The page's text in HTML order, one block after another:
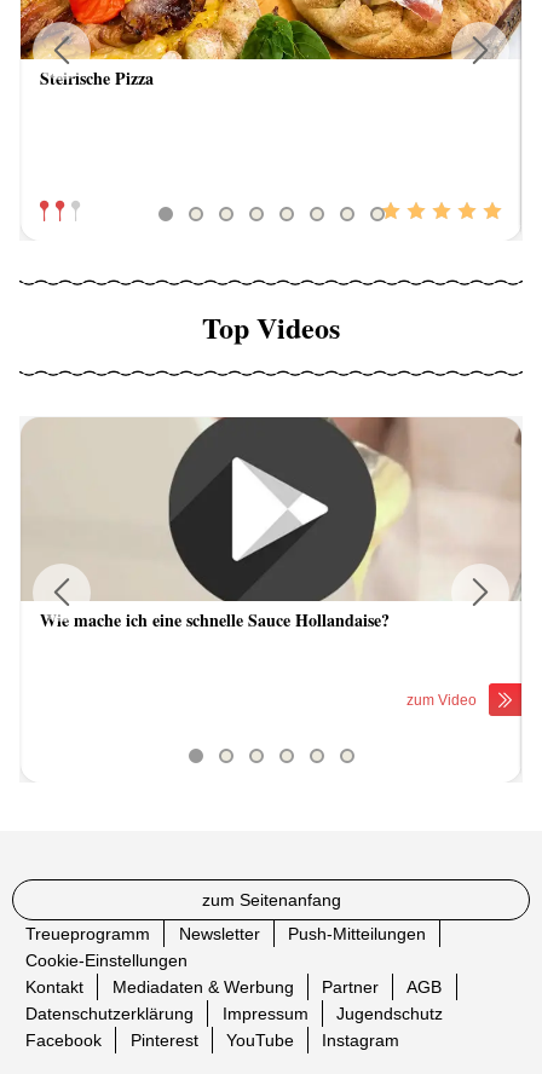
Steirische Pizza
Previous
Top Videos
Wie mache ich eine schnelle Sauce Hollandaise?
zum Video
Previous
zum Seitenanfang
Treueprogramm
Newsletter
Push-Mitteilungen
Cookie-Einstellungen
Kontakt
Mediadaten & Werbung Partner
AGB
Datenschutzerklärung
Impressum
Jugendschutz
Facebook
Pinterest YouTube Instagram